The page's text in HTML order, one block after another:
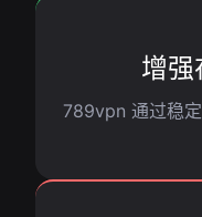
增强
789vpn 通过稳